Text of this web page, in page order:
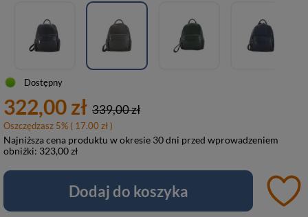
Dostępny
322,00 zł 339,00 zł
Oszczędzasz 5% ( 17.00 zł )
Najniższa cena produktu w okresie 30 dni przed wprowadzeniem
obniżki: 323,00 zł
Dodaj do koszyka